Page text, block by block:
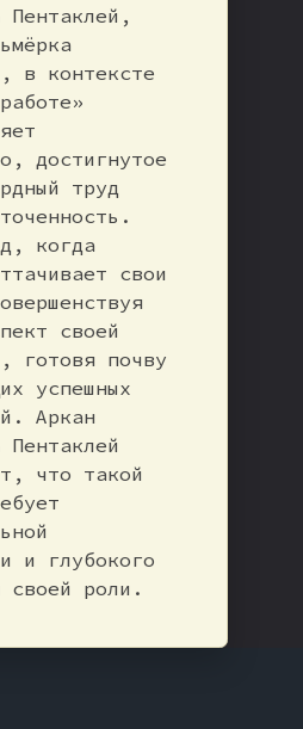
Пентаклей,
в контексте
достигнутое
труд
когда
свои
своей
готовя почву
успешных
Аркан
Пентаклей
что такой
и глубокого
своей роли.